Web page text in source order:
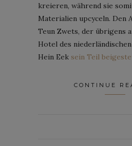
kreieren, während sie
Materialien upcyceln. Den
Teun Zwets, der übrigens
Hotel des
Hein Eek sein Teil
CONTINUE